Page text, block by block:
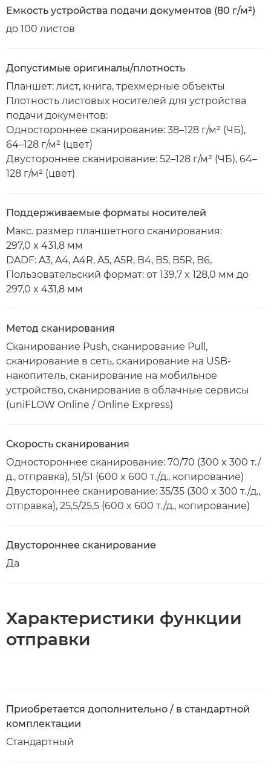
Емкость устройства подачи документов (80 г/м²)
до 100 листов
Допустимые оригиналы/плотность
Планшет: лист, книга, трехмерные объекты
Плотность листовых носителей для устройства
подачи документов:
Одностороннее сканирование: 38–128 г/м² (ЧБ),
64–128 г/м² (цвет)
Двустороннее сканирование: 52–128 г/м² (ЧБ), 64–
128 г/м² (цвет)
Поддерживаемые форматы носителей
Макс. размер планшетного сканирования:
297,0 x 431,8 мм
DADF: A3, A4, A4R, A5, A5R, B4, B5, B5R, B6,
Пользовательский формат: от 139,7 x 128,0 мм до
297,0 x 431,8 мм
Метод сканирования
Сканирование Push, сканирование Pull,
сканирование в сеть, сканирование на USB-
накопитель, сканирование на мобильное
устройство, сканирование в облачные сервисы
(uniFLOW Online / Online Express)
Скорость сканирования
Одностороннее сканирование: 70/70 (300 x 300 т./
д., отправка), 51/51 (600 x 600 т./д., копирование)
Двустороннее сканирование: 35/35 (300 x 300 т./д.,
отправка), 25,5/25,5 (600 x 600 т./д., копирование)
Двустороннее сканирование
Да
Характеристики функции
отправки
Приобретается дополнительно / в стандартной
комплектации
Стандартный